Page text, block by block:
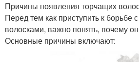
Причины появления торчащих
Перед тем как приступить к борьбе
волосками, важно понять, почему
Основные причины включают: